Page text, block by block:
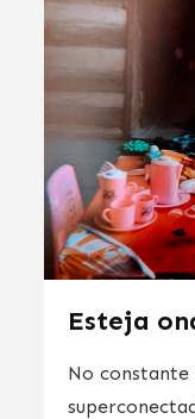
Esteja
No constante